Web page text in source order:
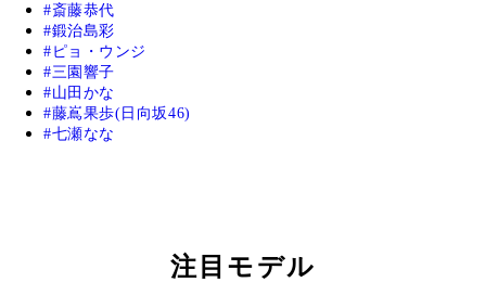
斎藤恭代
鍛治島彩
ピョ・ウンジ
三園響子
山田かな
藤嶌果歩(日向坂46)
七瀬なな
注目モデル